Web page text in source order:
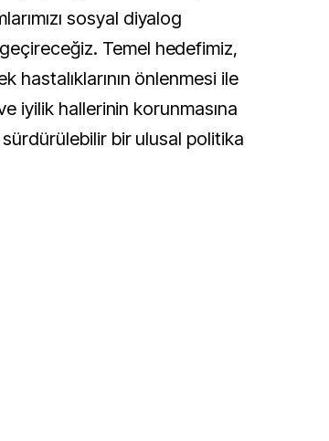
sosyal diyalog
Temel hedefimiz,
hastalıklarının önlenmesi ile
iyilik hallerinin korunmasına
bir ulusal politika